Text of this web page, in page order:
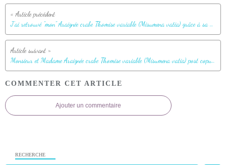
J'ai retrouvé "mon" Araignée crabe Thomise variable (Misumena vatia) grâce à sa proie et avec même un mâle à l’affût - Lartigau - Milhas - 31
Monsieur et Madame Araignée crabe Thomise variable (Misumena vatia) post copula - Lartigau - Milhas - 31
COMMENTER CET ARTICLE
Ajouter un commentaire
RECHERCHE